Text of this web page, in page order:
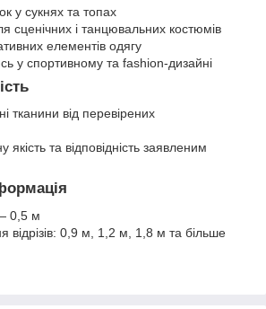
у сукнях та топах
сценічних і танцювальних костюмів
елементів одягу
у спортивному та fashion-дизайні
тканини від перевірених
якість та відповідність заявленим
0,5 м
відрізів: 0,9 м, 1,2 м, 1,8 м та більше